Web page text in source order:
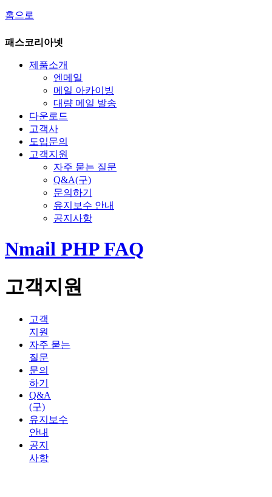
홈으로
패스코리아넷
제품소개
엔메일
메일 아카이빙
대량 메일 발송
다운로드
고객사
도입문의
고객지원
자주 묻는 질문
Q&A(구)
문의하기
유지보수 안내
공지사항
Nmail PHP FAQ
고객지원
고객
지원
자주 묻는
질문
문의
하기
Q&A
(구)
유지보수
안내
공지
사항